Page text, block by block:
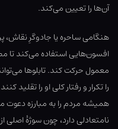
آن‌ها را تعیین می‌کند.
هنگامی ساحره یا جادوگرِ نقاش،
افسون‌هایی استفاده می‌کند تا
معمول حرکت کند. تابلوها
را تکرار و رفتار کلی او را
همیشه مردم را به مبارزه دعوت
نامتعادلی دارد، چون سوژهٔ اصلی